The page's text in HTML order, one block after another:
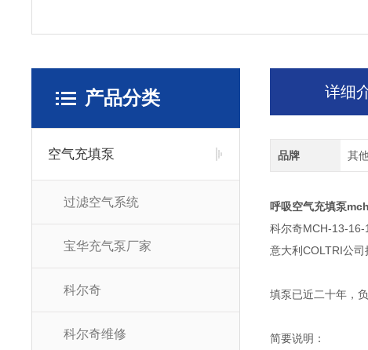
产品分类
空气充填泵
过滤空气系统
宝华充气泵厂家
科尔奇
科尔奇维修
详细
品牌 其
呼吸空气充填泵
科尔奇MCH-13-16-
意大利COLTRI公
填泵已近二十年，
简要说明：